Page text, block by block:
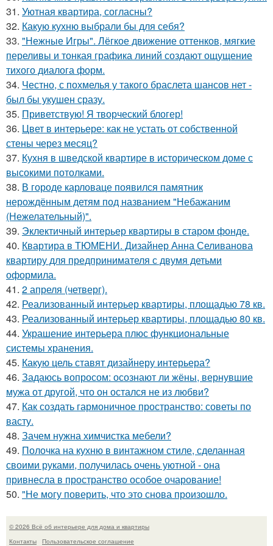
31. Уютная квартира, согласны?
32. Какую кухню выбрали бы для себя?
33. "Нежные Игры". Лёгкое движение оттенков, мягкие
переливы и тонкая графика линий создают ощущение
тихого диалога форм.
34. Честно, с похмелья у такого браслета шансов нет -
был бы укушен сразу.
35. Приветствую! Я творческий блогер!
36. Цвет в интерьере: как не устать от собственной
стены через месяц?
37. Кухня в шведской квартире в историческом доме с
высокими потолками.
38. В городе карловаце появился памятник
нерождённым детям под названием "Небажаним
(Нежелательный)".
39. Эклектичный интерьер квартиры в старом фонде.
40. Квартира в ТЮМЕНИ. Дизайнер Анна Селиванова
квартиру для предпринимателя с двумя детьми
оформила.
41. 2 апреля (четверг).
42. Реализованный интерьер квартиры, площадью 78 кв.
43. Реализованный интерьер квартиры, площадью 80 кв.
44. Украшение интерьера плюс функциональные
системы хранения.
45. Какую цель ставят дизайнеру интерьера?
46. Задаюсь вопросом: осознают ли жёны, вернувшие
мужа от другой, что он остался не из любви?
47. Как создать гармоничное пространство: советы по
васту.
48. Зачем нужна химчистка мебели?
49. Полочка на кухню в винтажном стиле, сделанная
своими руками, получилась очень уютной - она
привнесла в пространство особое очарование!
50. "Не могу поверить, что это снова произошло.
© 2026 Всё об интерьере для дома и квартиры
Контакты
Пользовательское соглашение